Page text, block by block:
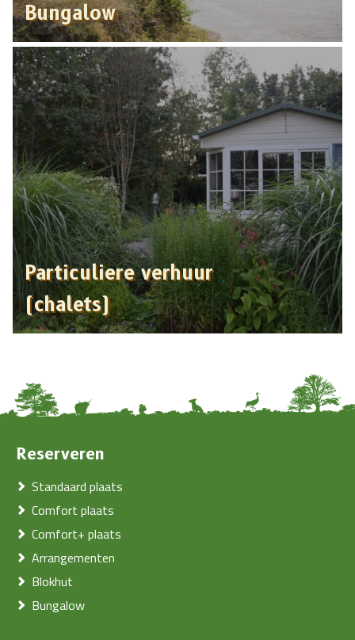
Bungalow
Particuliere verhuur
(chalets)
Reserveren
Standaard plaats
Comfort plaats
Comfort+ plaats
Arrangementen
Blokhut
Bungalow